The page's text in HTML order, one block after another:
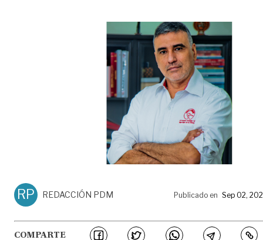
RP REDACCIÓN PDM Publicado en Sep 02,
COMPARTE